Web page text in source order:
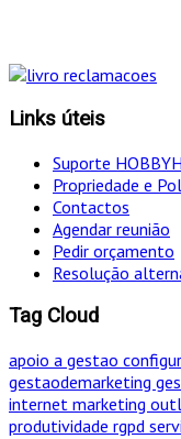
Links úteis
Suporte
Propriedade e
Contactos
Agendar reunião
Pedir orçamento
Resolução
Tag Cloud
apoio a gestao
gestaodemarketing
internet marketing
produtividade rgpd